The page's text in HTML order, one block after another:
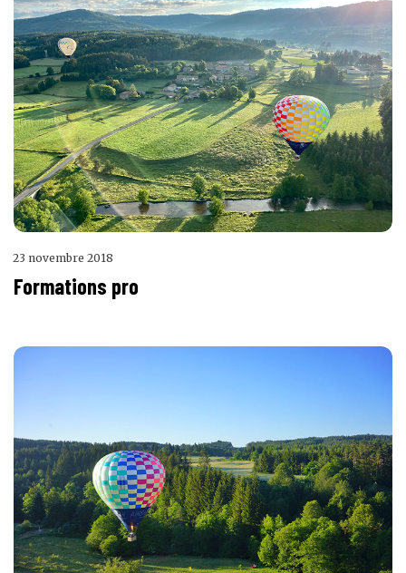
23 novembre 2018
Formations pro